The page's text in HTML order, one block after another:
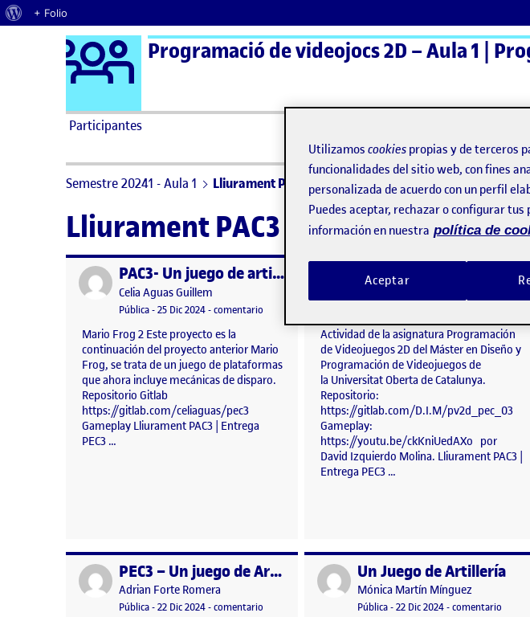
Acerca de WordPress
+ Folio
Saltar al contenido Logo Ágora
Participantes
Semestre 20241 - Aula 1 Lliurament PAC3 | Entrega PEC3
Lliurament PAC3 | Entrega PEC3
Publicado por PAC3- Un juego de artillería
Publicado por
Celia Aguas Guillem
Visibilidad:
Pública-Fecha de publicación
25 Dic 2024-comentario
Mario Frog 2 Este proyecto es la
continuación del proyecto anterior Mario
Frog, se trata de un juego de plataformas
que ahora incluye mecánicas de disparo.
Repositorio Gitlab
https://gitlab.com/celiaguas/pec3
Gameplay Lliurament PAC3 | Entrega
PEC3 …
Publicado por PV2D_PEC_03 – Un juego de artilleria – Slime Summoners Arena
Publicado por
Actividad de la asignatura Programación
de Videojuegos 2D del Máster en Diseño y
Programación de Videojuegos de
la Universitat Oberta de Catalunya.
Repositorio:
https://gitlab.com/D.I.M/pv2d_pec_03
Gameplay:
https://youtu.be/ckKniUedAXo por
David Izquierdo Molina. Lliurament PAC3 |
Entrega PEC3 …
Publicado por PEC3 – Un juego de Artilleria
Publicado por
Adrian Forte Romera
Visibilidad:
Pública-Fecha de publicación
22 Dic 202422 diciembre, 2024 10:02 pm
-comentario en PEC3 – Un juego de Artilleria
Publicado porUn Juego de Artillería
Publicado por
Mónica Martín Mínguez
Visibilidad:
Pública-Fecha de publicación
22 Dic 2024-comentario
Utilizamos cookies propias y de terceros
funcionalidades del sitio web, con fines
personalizada de acuerdo con un perfil
Puedes aceptar, rechazar o configurar
información en nuestra política de
Aceptar